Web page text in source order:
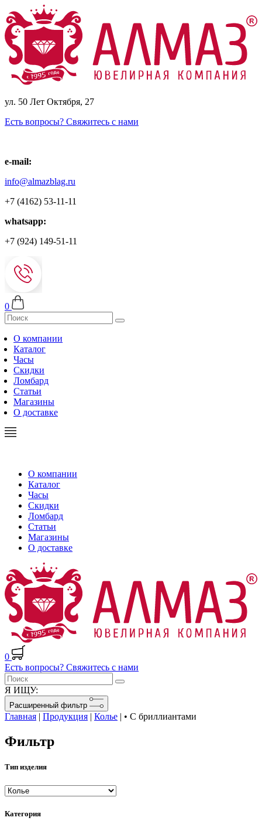
ул. 50 Лет Октября, 27
Есть вопросы? Свяжитесь с нами
e-mail:
info@almazblag.ru
+7 (4162) 53-11-11
whatsapp:
+7 (924) 149-51-11
0
О компании
Каталог
Часы
Скидки
Ломбард
Статьи
Магазины
О доставке
О компании
Каталог
Часы
Скидки
Ломбард
Статьи
Магазины
О доставке
0
Есть вопросы? Свяжитесь с нами
Я ИЩУ:
Расширенный фильтр
Главная | Продукция | Колье | • С бриллиантами
Фильтр
Тип изделия
Категория